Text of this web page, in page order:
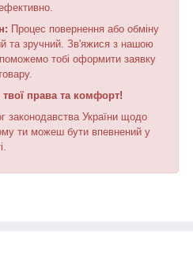
Процес повернення або обміну
та зручний. Зв'яжися з нашою
тобі оформити заявку
права та комфорт!
законодавства України щодо
ти можеш бути впевнений у